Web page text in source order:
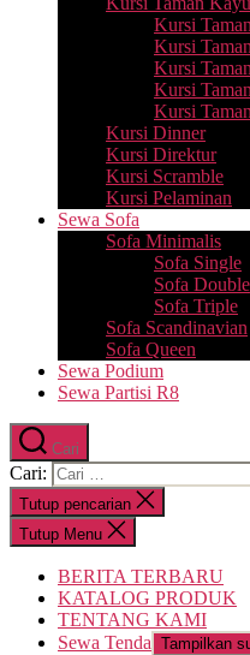
Kursi
Kursi
Kursi
Kursi
Kursi
Kursi Dinner
Kursi Direktur
Kursi Scramble
Kursi Pelaminan
Sewa Sofa
Sofa Minimalis
Sofa Single
Sofa Double
Sofa Triple
Sofa Scandinavian
Sofa Queen
Sewa Podium
Sewa Partisi R8
Cari
Cari:
Tutup pencarian
Tutup Menu
BERITA TERBARU
KATALOG PRODUK
TENTANG KAMI
Sewa Tenda Tampilkan